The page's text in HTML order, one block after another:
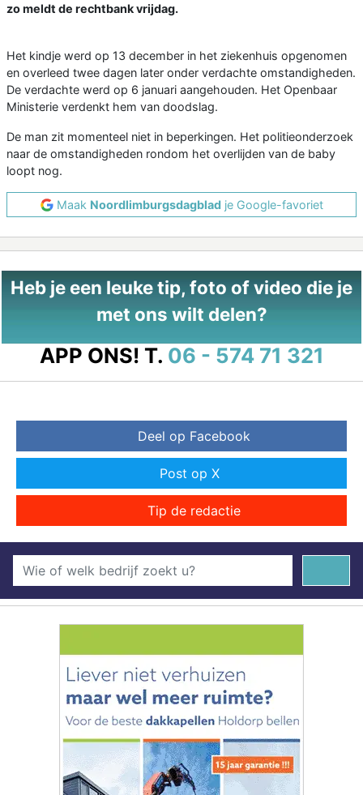
zo meldt de rechtbank vrijdag.
Het kindje werd op 13 december in het ziekenhuis opgenomen
en overleed twee dagen later onder verdachte omstandigheden.
De verdachte werd op 6 januari aangehouden. Het Openbaar
Ministerie verdenkt hem van doodslag.
De man zit momenteel niet in beperkingen. Het politieonderzoek
naar de omstandigheden rondom het overlijden van de baby
loopt nog.
Maak Noordlimburgsdagbladje Google-favoriet
Heb je een leuke tip, foto of video die je
met ons wilt delen?
APP ONS! T. 06 - 574 71 321
Deel op Facebook
Post op X
Tip de redactie